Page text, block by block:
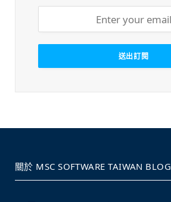
關於 MSC SOFTWARE TAIWAN BLOG